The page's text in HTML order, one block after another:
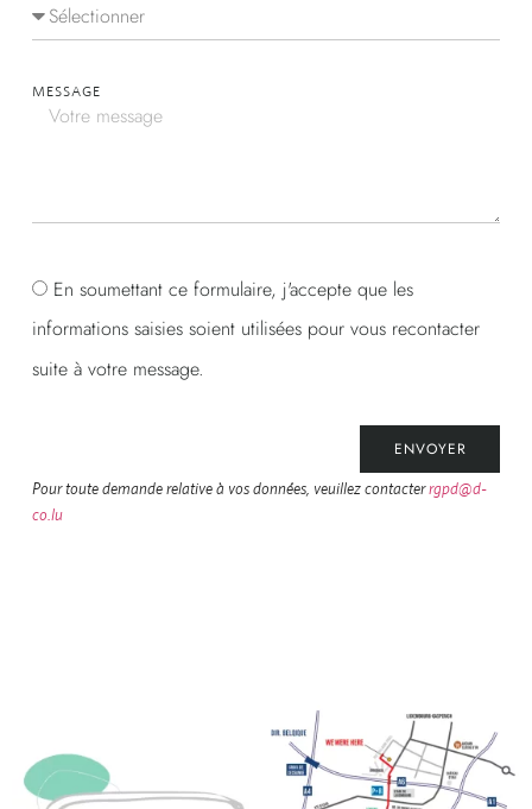
MESSAGE
En soumettant ce formulaire, j'accepte que les
informations saisies soient utilisées pour vous recontacter
suite à votre message.
ENVOYER
Pour toute demande relative à vos données, veuillez contacter rgpd@d-
co.lu